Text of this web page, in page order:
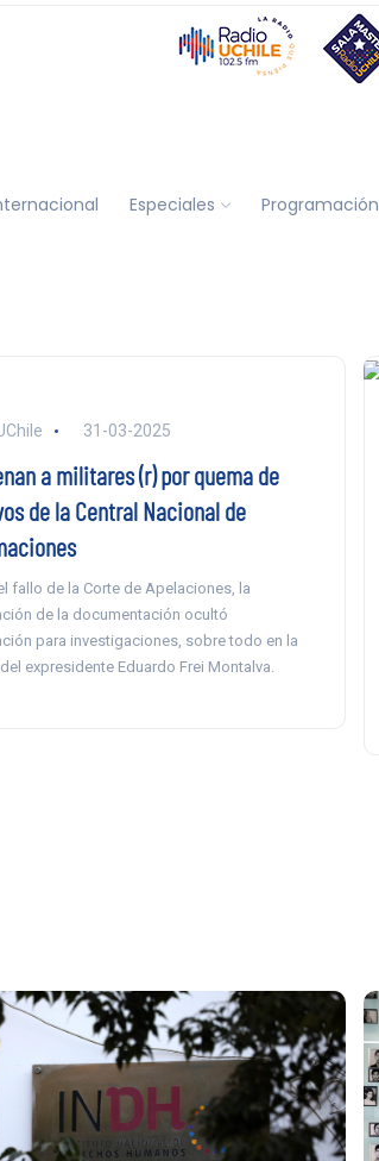
Especiales Programación
31-03-2025
a militares (r) por quema de
de la Central Nacional de
fallo de la Corte de Apelaciones, la
de la documentación ocultó
para investigaciones, sobre todo en la
expresidente Eduardo Frei Montalva.